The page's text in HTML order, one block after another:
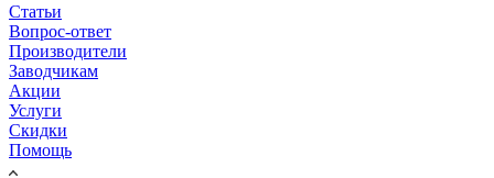
Статьи
Вопрос-ответ
Производители
Заводчикам
Акции
Услуги
Скидки
Помощь